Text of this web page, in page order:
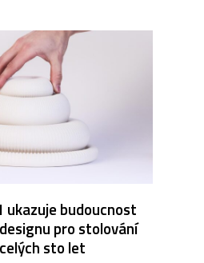
budoucnost
pro stolování
sto let